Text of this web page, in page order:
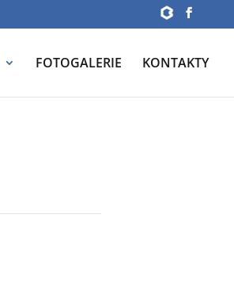
FOTOGALERIE KONTAKTY